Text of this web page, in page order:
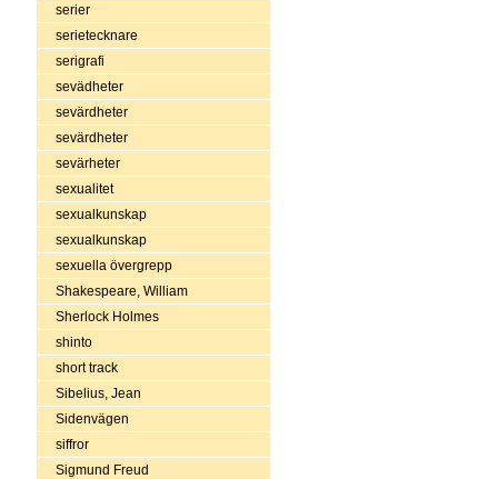
serier
serietecknare
serigrafi
sevädheter
sevärdheter
sevärdheter
sevärheter
sexualitet
sexualkunskap
sexualkunskap
sexuella övergrepp
Shakespeare, William
Sherlock Holmes
shinto
short track
Sibelius, Jean
Sidenvägen
siffror
Sigmund Freud